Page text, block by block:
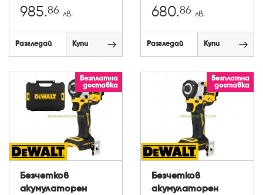
985.86 лв.
Разгледай Купи
680.86 лв.
Разгледай Купи
Безплатна
доставка
Безчетков
акумулаторен
Безплатна
доставка
Безчетков
акумулаторен